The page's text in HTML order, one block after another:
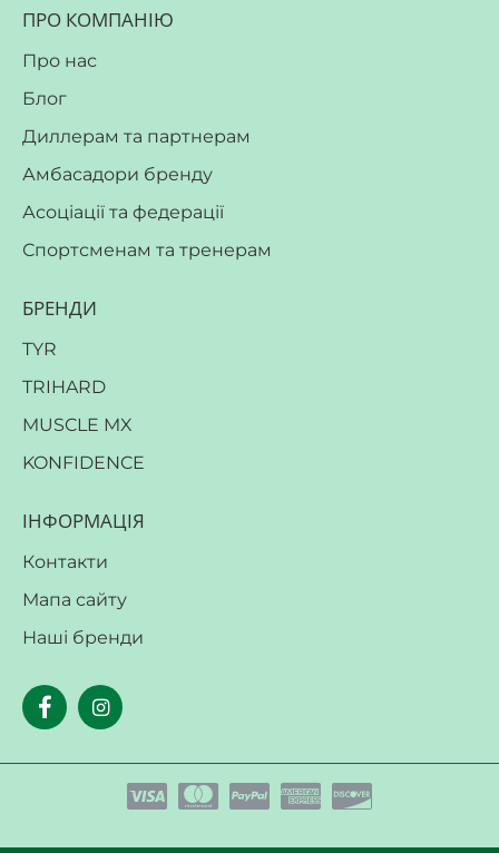
ПРО КОМПАНІЮ
Про нас
Блог
Диллерам та партнерам
Амбасадори бренду
Асоціації та федерації
Спортсменам та тренерам
БРЕНДИ
TYR
TRIHARD
MUSCLE MX
KONFIDENCE
ІНФОРМАЦІЯ
Контакти
Мапа сайту
Наші бренди